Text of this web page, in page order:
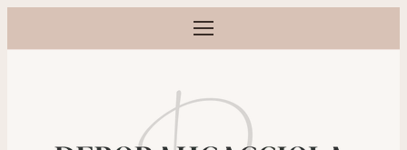
Ouvrir le menu
Photographe grossesse, naissance, bébé et famille à Orléans